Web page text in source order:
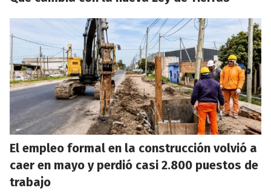
El empleo formal en la construcción volvió a
caer en mayo y perdió casi 2.800 puestos de
trabajo